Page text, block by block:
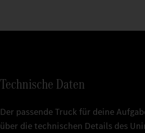
Technische Daten
Der passende Truck für deine
über die technischen Details des